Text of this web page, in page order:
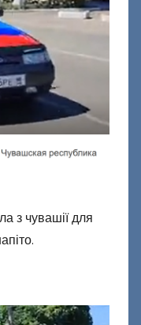
з чувашії для